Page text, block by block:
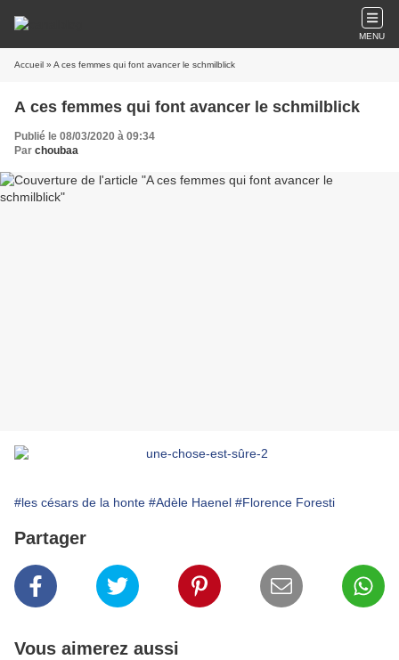
MENU
Accueil » A ces femmes qui font avancer le schmilblick
A ces femmes qui font avancer le schmilblick
Publié le 08/03/2020 à 09:34
Par choubaa
#les césars de la honte #Adèle Haenel #Florence Foresti
Partager
Vous aimerez aussi